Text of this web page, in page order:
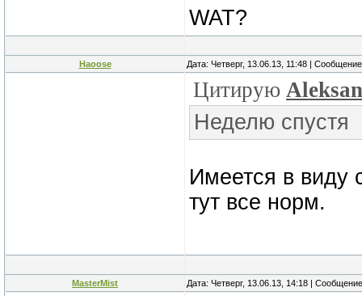
WAT?
Haoose Дата: Четверг, 13.06.13, 11:48 |
Цитирую
Неделю спустя
Имеется в виду
тут все норм.
MasterMist Дата: Четверг, 13.06.13, 14:18 |